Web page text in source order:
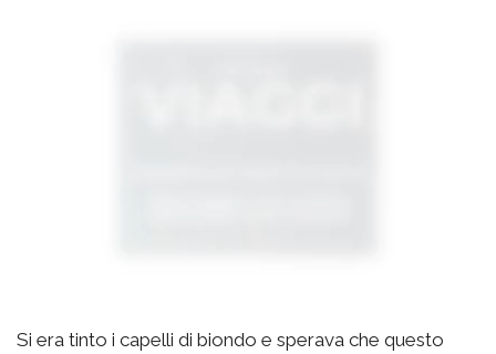
Si era tinto i capelli di biondo e sperava che questo